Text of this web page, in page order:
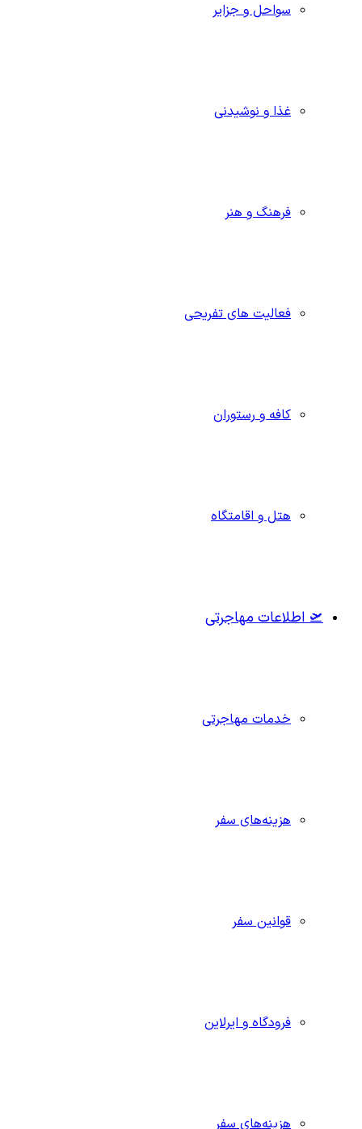
سواحل و جزایر
غذا و نوشیدنی
فرهنگ و هنر
فعالیت های تفریحی
کافه و رستوران
هتل و اقامتگاه
🛫 اطلاعات مهاجرتی
خدمات مهاجرتی
هزینه‌های سفر
قوانین سفر
فرودگاه و ایرلاین
هزینه‌های سفر